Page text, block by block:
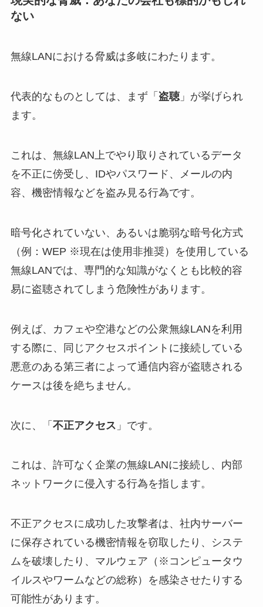
ない
無線LANにおける脅威は多岐にわたります。
代表的なものとしては、まず「 盗聴」が挙げられ
ます。
これは、無線LAN上でやり取りされているデータ
を不正に傍受し、IDやパスワード、メールの内
容、機密情報などを盗み見る行為です。
暗号化されていない、あるいは脆弱な暗号化方式
（例：WEP ※現在は使用非推奨）を使用している
無線LANでは、専門的な知識がなくとも比較的容
易に盗聴されてしまう危険性があります。
例えば、カフェや空港などの公衆無線LANを利用
する際に、同じアクセスポイントに接続している
悪意のある第三者によって通信内容が盗聴される
ケースは後を絶ちません。
次に、「 不正アクセス 」です。
これは、許可なく企業の無線LANに接続し、内部
ネットワークに侵入する行為を指します。
不正アクセスに成功した攻撃者は、社内サーバー
に保存されている機密情報を窃取したり、システ
ムを破壊したり、マルウェア（※コンピュータウ
イルスやワームなどの総称）を感染させたりする
可能性があります。